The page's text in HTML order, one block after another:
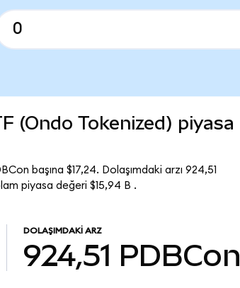
(Ondo Tokenized) piyasa
başına $17,24. Dolaşımdaki arzı 924,51
piyasa değeri $15,94 B .
DOLAŞIMDAKI ARZ
924,51 PDBCon